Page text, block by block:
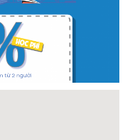
tại Hà Nội và TP Hồ
nghệ mới nhất tại Châu Âu
tổ chức bởi HOUSELINK
sạn Pan Pacific, Hà Nội